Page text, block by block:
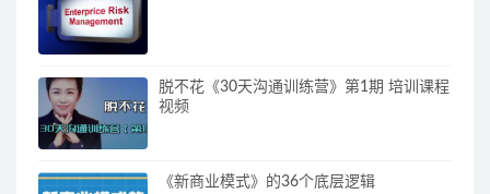
脱不花《30天沟通训练营》第1期 培训课程
视频
《新商业模式》的36个底层逻辑